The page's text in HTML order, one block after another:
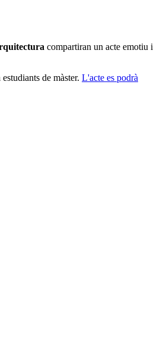
compartiran un acte emotiu i
de màster. L'acte es podrà